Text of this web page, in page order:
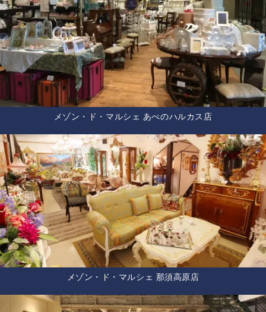
メゾン・ド・マルシェ あべのハルカス店
メゾン・ド・マルシェ 那須高原店